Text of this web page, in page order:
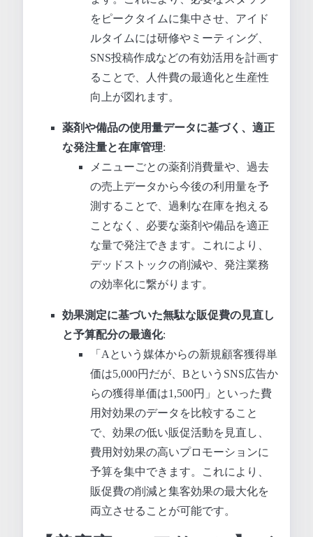
をピークタイムに集中させ、アイド
ルタイムには研修やミーティング、
SNS投稿作成などの有効活用を計画す
ることで、人件費の最適化と生産性
向上が図れます。
薬剤や備品の使用量データに基づく、適正
な発注量と在庫管理:
メニューごとの薬剤消費量や、過去
の売上データから今後の利用量を予
測することで、過剰な在庫を抱える
ことなく、必要な薬剤や備品を適正
な量で発注できます。これにより、
デッドストックの削減や、発注業務
の効率化に繋がります。
効果測定に基づいた無駄な販促費の見直し
と予算配分の最適化:
「Aという媒体からの新規顧客獲得単
価は5,000円だが、BというSNS広告か
らの獲得単価は1,500円」といった費
用対効果のデータを比較すること
で、効果の低い販促活動を見直し、
費用対効果の高いプロモーションに
予算を集中できます。これにより、
販促費の削減と集客効果の最大化を
両立させることが可能です。